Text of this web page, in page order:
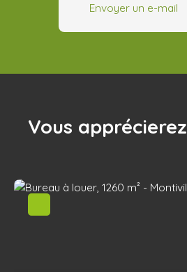
Envoyer un e-mail
Vous apprécierez